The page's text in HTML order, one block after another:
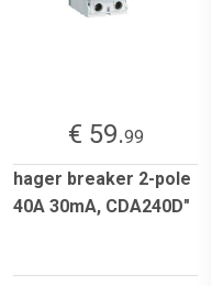
€ 59.99
hager breaker 2-pole
40A 30mA, CDA240D"